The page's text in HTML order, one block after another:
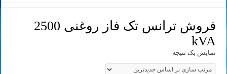
فروش ترانس تک فاز روغنی 2500
kVA
نمایش یک نتیجه